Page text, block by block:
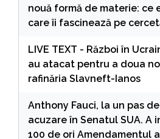
nouă formă de materie: ce
care îi fascinează pe
LIVE TEXT - Război în
au atacat pentru a doua
rafinăria Slavneft-Ianos
Anthony Fauci, la un pas
acuzare în Senatul SUA. A
100 de ori Amendamentul